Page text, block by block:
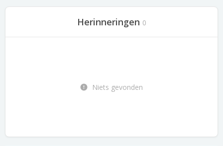
Herinneringen 0
Niets gevonden